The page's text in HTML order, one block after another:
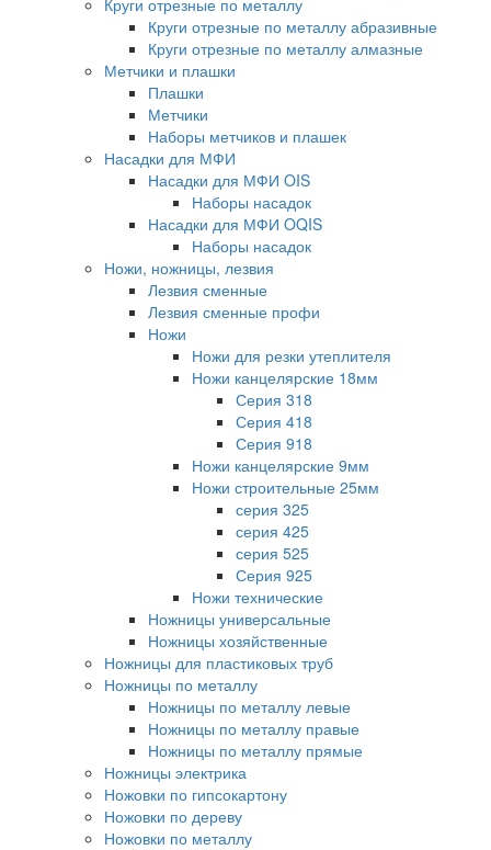
Круги отрезные по металлу
Круги отрезные по металлу абразивные
Круги отрезные по металлу алмазные
Метчики и плашки
Плашки
Метчики
Наборы метчиков и плашек
Насадки для МФИ
Насадки для МФИ OIS
Наборы насадок
Насадки для МФИ OQIS
Наборы насадок
Ножи, ножницы, лезвия
Лезвия сменные
Лезвия сменные профи
Ножи
Ножи для резки утеплителя
Ножи канцелярские 18мм
Серия 318
Серия 418
Серия 918
Ножи канцелярские 9мм
Ножи строительные 25мм
серия 325
серия 425
серия 525
Серия 925
Ножи технические
Ножницы универсальные
Ножницы хозяйственные
Ножницы для пластиковых труб
Ножницы по металлу
Ножницы по металлу левые
Ножницы по металлу правые
Ножницы по металлу прямые
Ножницы электрика
Ножовки по гипсокартону
Ножовки по дереву
Ножовки по металлу